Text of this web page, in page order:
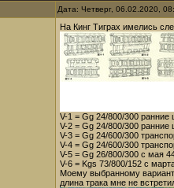
Дата: Четверг, 06.02.2020,
На Кинг Тиграх имелись
V-1 = Gg 24/800/300
V-2 = Gg 24/800/300
V-3 = Gg 24/600/300
V-4 = Gg 24/600/300
V-5 = Gg 26/800/300 с мая
V-6 = Kgs 73/800/152 с
Моему выбранному
длина трака мне не